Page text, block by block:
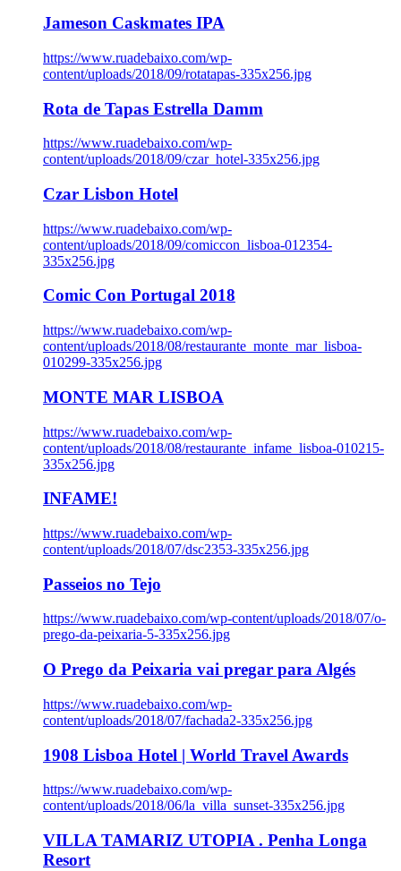
Jameson Caskmates IPA
https://www.ruadebaixo.com/wp-
content/uploads/2018/09/rotatapas-335x256.jpg
Rota de Tapas Estrella Damm
https://www.ruadebaixo.com/wp-
content/uploads/2018/09/czar_hotel-335x256.jpg
Czar Lisbon Hotel
https://www.ruadebaixo.com/wp-
content/uploads/2018/09/comiccon_lisboa-012354-
335x256.jpg
Comic Con Portugal 2018
https://www.ruadebaixo.com/wp-
content/uploads/2018/08/restaurante_monte_mar_lisboa-
010299-335x256.jpg
MONTE MAR LISBOA
https://www.ruadebaixo.com/wp-
content/uploads/2018/08/restaurante_infame_lisboa-010215-
335x256.jpg
INFAME!
https://www.ruadebaixo.com/wp-
content/uploads/2018/07/dsc2353-335x256.jpg
Passeios no Tejo
https://www.ruadebaixo.com/wp-content/uploads/2018/07/o-
prego-da-peixaria-5-335x256.jpg
O Prego da Peixaria vai pregar para Algés
https://www.ruadebaixo.com/wp-
content/uploads/2018/07/fachada2-335x256.jpg
1908 Lisboa Hotel | World Travel Awards
https://www.ruadebaixo.com/wp-
content/uploads/2018/06/la_villa_sunset-335x256.jpg
VILLA TAMARIZ UTOPIA . Penha Longa
Resort